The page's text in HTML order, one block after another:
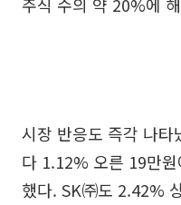
시장 반응도 즉각 나타
다 1.12% 오른 19만
했다. SK㈜도 2.42%